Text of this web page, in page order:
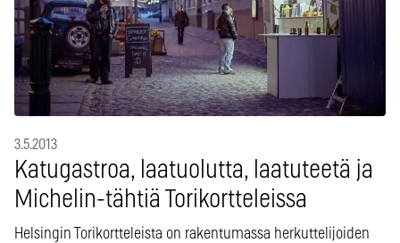
3.5.2013
Katugastroa, laatuolutta, laatuteetä ja
Michelin-tähtiä Torikortteleissa
Helsingin Torikortteleista on rakentumassa herkuttelijoiden